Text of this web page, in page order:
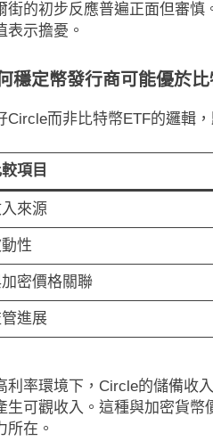
街的初步反應普遍正面但審慎
表示擔憂。
穩定幣發行商可能優於
Circle而非比特幣ETF的邏輯
項目
來源
性
密價格關聯
進展
利率環境下，Circle的儲備收
生可觀收入。這種與加密貨
所在。
關！開發者免責與
15 小時